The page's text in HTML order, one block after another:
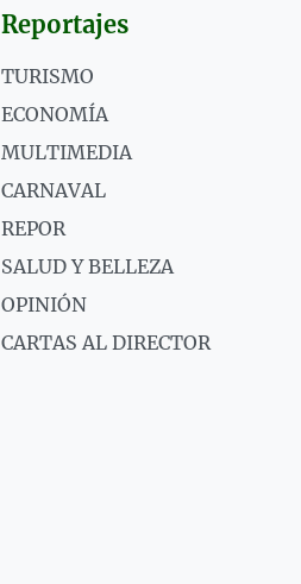
Reportajes
TURISMO
ECONOMÍA
MULTIMEDIA
CARNAVAL
REPOR
SALUD Y BELLEZA
OPINIÓN
CARTAS AL DIRECTOR